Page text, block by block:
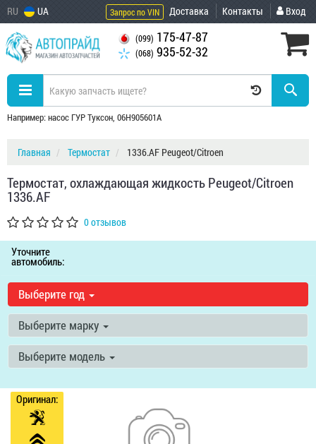
RU UA Запрос по VIN Доставка Контакты Вход
(099) 175-47-87
(068) 935-52-32
Например: насос ГУР Туксон, 06H905601A
Главная Термостат 1336.AF Peugeot/Citroen
Термостат, охлаждающая жидкость Peugeot/Citroen
1336.AF
0 отзывов
Уточните
автомобиль:
Выберите год
Выберите марку
Выберите модель
Оригинал: